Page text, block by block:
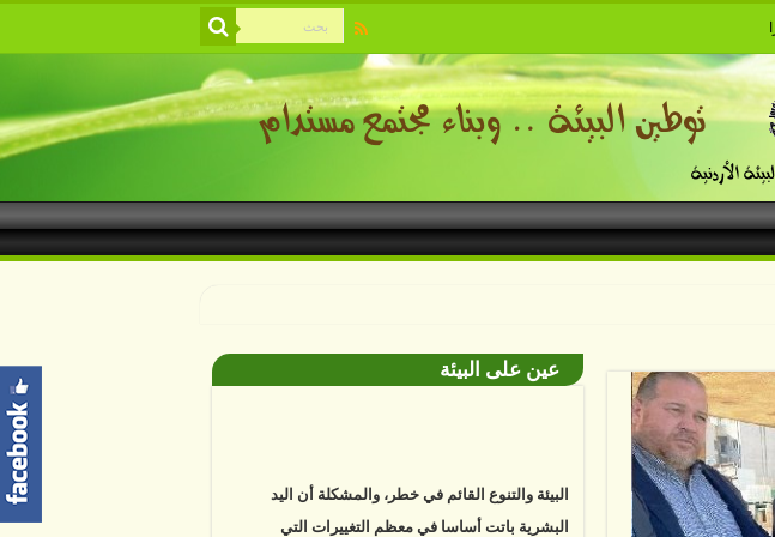
عين على البيئة
نواجهها. دراسات علمية تكشف أن خمسة عشر في